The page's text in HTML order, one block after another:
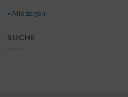
» Alle zeigen
SUCHE